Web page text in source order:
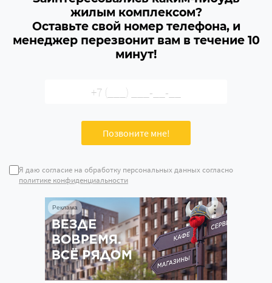
жилым комплексом?
Оставьте свой номер телефона, и
менеджер перезвонит вам в течение 10
минут!
Я даю согласие на обработку персональных данных согласно
политике конфиденциальности
Реклама